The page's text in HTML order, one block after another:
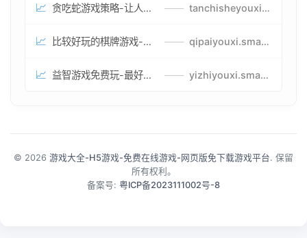
📈 贪吃蛇游戏策略-让人头大的贪吃蛇游戏-贪吃蛇游戏攻略指南 —— tanchisheyouxicelv.smartwatchmanufacturer.cn
📈 比较好玩的棋牌游戏-高难度棋牌游戏-棋牌游戏到底怎么玩 —— qipaiyouxi.smartwatchmanufacturer.cn
📈 益智游戏免费玩-最好的益智游戏-有趣的益智游戏策略 —— yizhiyouxi.smartwatchmanufacturer.cn
© 2026 游戏大全-H5游戏-免费在线游戏-网页版免下载游戏平台. 保留
所有权利。
备案号: 粤ICP备2023111002号-8